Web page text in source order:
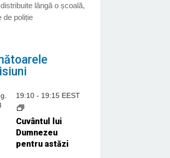
lângă o școală,
de poliție
19:10- 19:15 EEST
Cuvântul lui
Dumnezeu
pentru astăzi